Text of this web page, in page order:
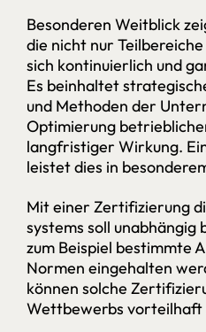
Besonderen Weitblick
die nicht nur
sich kontinuierlich und
Es beinhaltet
und Methoden der
Optimierung
langfristiger Wirkung.
leistet dies in
Mit einer Zertifizierung
systems soll
zum Beispiel bestimmte
Normen eingehalten
können solche
Wettbewerbs vorteilhaft